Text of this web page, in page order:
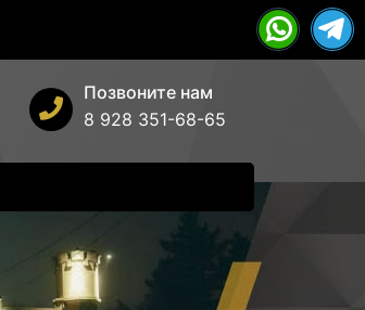
Позвоните нам
8 928 351-68-65